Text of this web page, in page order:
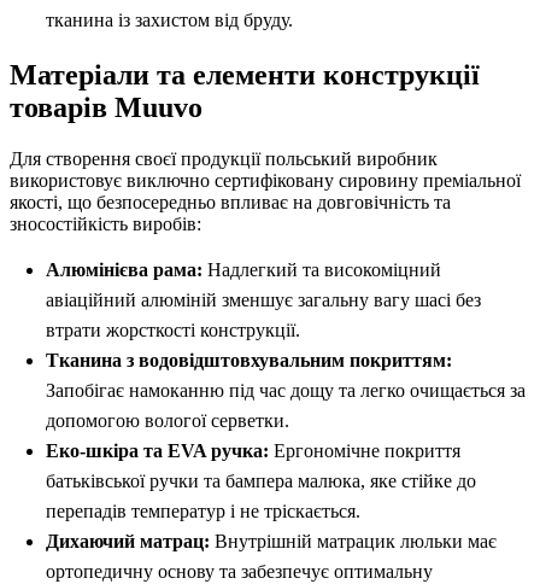
тканина із захистом від бруду.
Матеріали та елементи конструкції
товарів Muuvo
Для створення своєї продукції польський виробник
використовує виключно сертифіковану сировину преміальної
якості, що безпосередньо впливає на довговічність та
зносостійкість виробів:
Алюмінієва рама: Надлегкий та високоміцний
авіаційний алюміній зменшує загальну вагу шасі без
втрати жорсткості конструкції.
Тканина з водовідштовхувальним покриттям:
Запобігає намоканню під час дощу та легко очищається за
допомогою вологої серветки.
Еко-шкіра та EVA ручка: Ергономічне покриття
батьківської ручки та бампера малюка, яке стійке до
перепадів температур і не тріскається.
Дихаючий матрац: Внутрішній матрацик люльки має
ортопедичну основу та забезпечує оптимальну